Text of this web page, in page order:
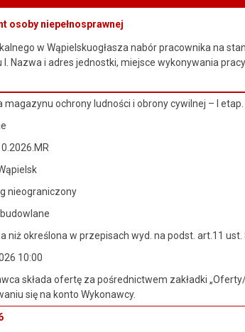
osoby niepełnosprawnej
w Wąpielskuogłasza nabór pracownika na
Nazwa i adres jednostki, miejsce wykonywania
magazynu ochrony ludności i obrony cywilnej – I etap.
nieograniczony
niż określona w przepisach wyd. na podst. art.11 ust.
10:00
składa ofertę za pośrednictwem zakładki
się na konto Wykonawcy.